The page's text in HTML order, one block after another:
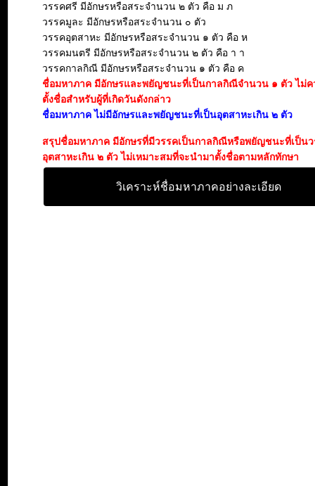
วรรคศรี มีอักษรหรือสระจำนวน ๒ ตัว คือ ม ภ
วรรคมูละ มีอักษรหรือสระจำนวน ๐ ตัว
วรรคอุตสาหะ มีอักษรหรือสระจำนวน ๑ ตัว คือ ห
วรรคมนตรี มีอักษรหรือสระจำนวน ๒ ตัว คือ า า
วรรคกาลกิณี มีอักษรหรือสระจำนวน ๑ ตัว คือ ค
ชื่อมหาภาค มีอักษรและพยัญชนะที่เป็นกาลกิณีจำนวน ๑ ตัว ไม่ค
ตั้งชื่อสำหรับผู้ที่เกิดวันดังกล่าว
ชื่อมหาภาค ไม่มีอักษรและพยัญชนะที่เป็นอุตสาหะเกิน ๒ ตัว
สรุปชื่อมหาภาค มีอักษรที่มีวรรคเป็นกาลกิณีหรือพยัญชนะที่เป็นว
อุตสาหะเกิน ๒ ตัว ไม่เหมาะสมที่จะนำมาตั้งชื่อตามหลักทักษา
วิเคราะห์ชื่อมหาภาคอย่างละเอียด